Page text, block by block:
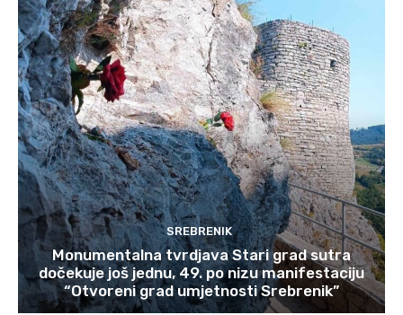
SREBRENIK
Monumentalna tvrdjava Stari grad sutra
dočekuje još jednu, 49. po nizu manifestaciju
“Otvoreni grad umjetnosti Srebrenik”